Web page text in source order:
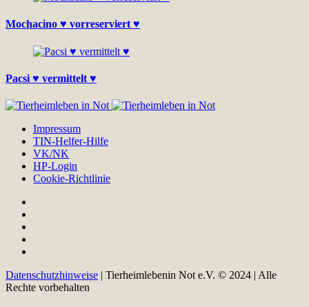
Mochacino ♥ vorreserviert ♥
Pacsi ♥ vermittelt ♥
Impressum
TIN-Helfer-Hilfe
VK/NK
HP-Login
Cookie-Richtlinie
Datenschutzhinweise | Tierheimlebenin Not e.V. © 2024 | Alle
Rechte vorbehalten